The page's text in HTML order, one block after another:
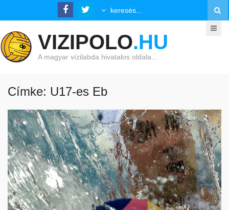
VIZIPOLO.HU
A magyar vízilabda hivatalos oldala…
Címke: U17-es Eb